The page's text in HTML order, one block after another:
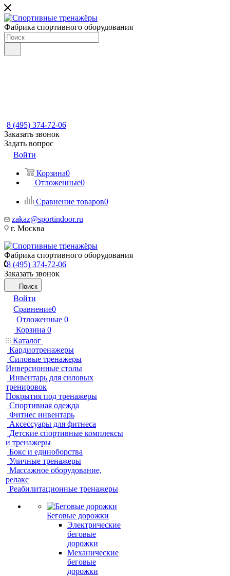
Фабрика спортивного оборудования
8 (495) 374-72-06
Заказать звонок
Задать вопрос
Войти
Корзина0
Отложенные0
Сравнение товаров0
zakaz@sportindoor.ru
г. Москва
Фабрика спортивного оборудования
8 (495) 374-72-06
Заказать звонок
Поиск
Войти
Сравнение0
Отложенные 0
Корзина 0
Каталог
Кардиотренажеры
Силовые тренажеры
Инверсионные столы
Инвентарь для силовых
тренировок
Покрытия под тренажеры
Спортивная одежда
Фитнес инвентарь
Аксессуары для фитнеса
Детские спортивные комплексы
и тренажеры
Бокс и единоборства
Уличные тренажеры
Массажное оборудование,
релакс
Реабилитационные тренажеры
Беговые дорожки
Электрические
беговые
дорожки
Механические
беговые
дорожки